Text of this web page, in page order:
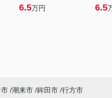
6.5万円 6.5
潮来市 鉾田市 行方市